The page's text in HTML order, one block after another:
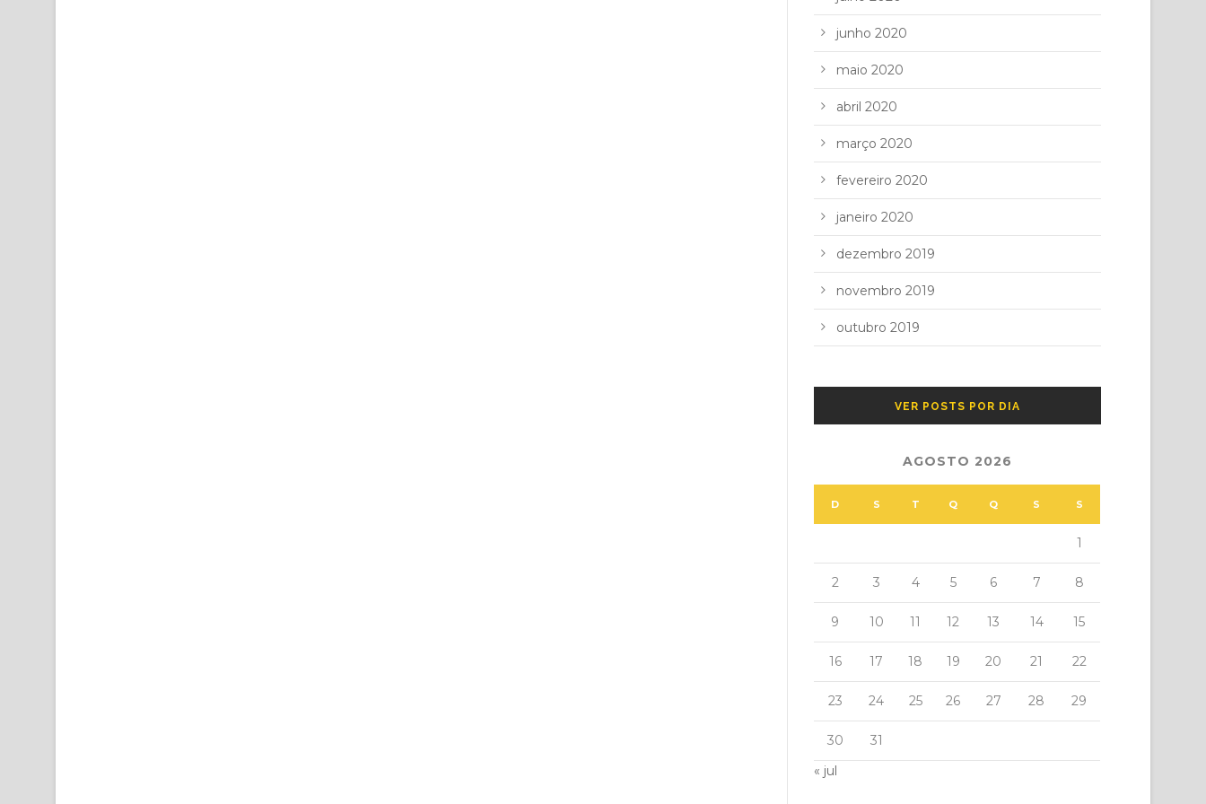
junho 2020
maio 2020
abril 2020
março 2020
fevereiro 2020
janeiro 2020
dezembro 2019
novembro 2019
outubro 2019
VER POSTS POR DIA
AGOSTO 2026
D S T Q Q S S
1
2 3 4 5 6 7 8
9 10 11 12 13 14 15
16 17 18 19 20 21 22
23 24 25 26 27 28 29
30
31
« jul